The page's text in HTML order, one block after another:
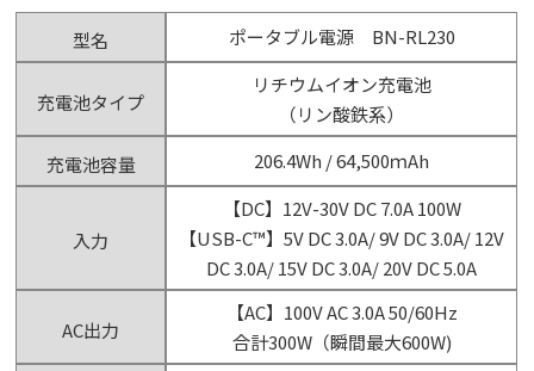
型名 ポータブル電源 BN-RL230
充電池タイプ
リチウムイオン充電池
（リン酸鉄系）
充電池容量
206.4Wh / 64,500ｍAh
入力
【DC】12V-30V DC 7.0A 100W
【USB-C™】5V DC 3.0A/ 9V DC 3.0A/ 12V
DC 3.0A/ 15V DC 3.0A/ 20V DC 5.0A
AC出力
【AC】100V AC 3.0A 50/60Hz
合計300W（瞬間最大600W)